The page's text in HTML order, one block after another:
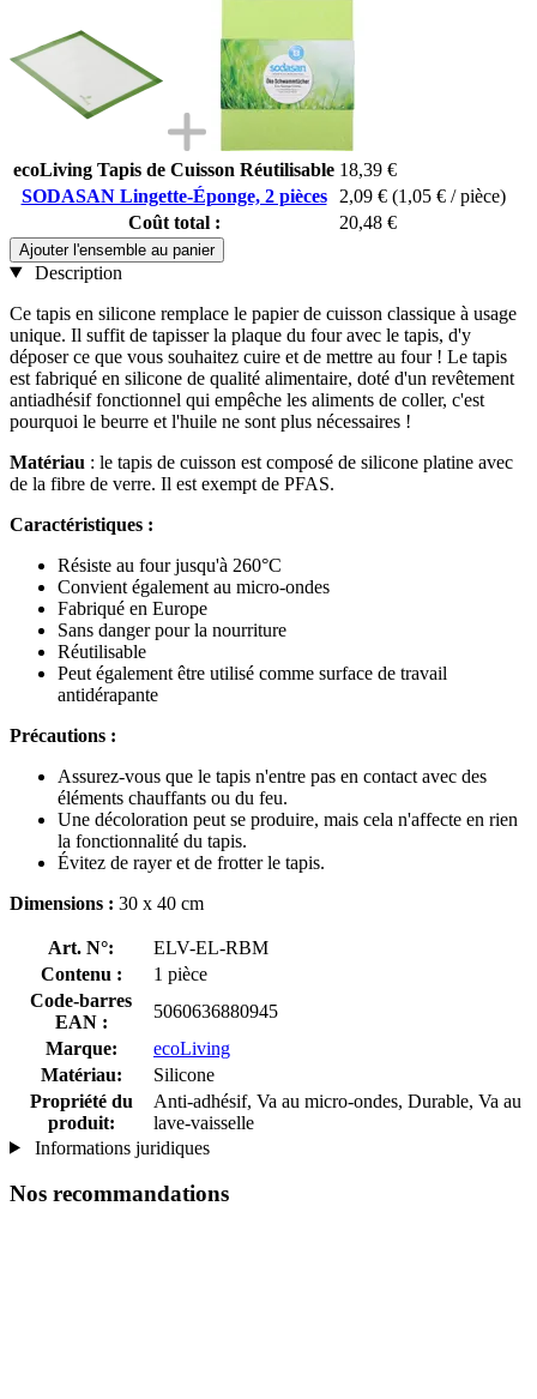
ecoLiving Tapis de Cuisson Réutilisable 18,39 €
SODASAN Lingette-Éponge, 2 pièces
2,09 € (1,05 € / pièce)
Coût total :
20,48 €
Ajouter l'ensemble au panier
Description
Ce tapis en silicone remplace le papier de cuisson classique à usage
unique. Il suffit de tapisser la plaque du four avec le tapis, d'y
déposer ce que vous souhaitez cuire et de mettre au four ! Le tapis
est fabriqué en silicone de qualité alimentaire, doté d'un revêtement
antiadhésif fonctionnel qui empêche les aliments de coller, c'est
pourquoi le beurre et l'huile ne sont plus nécessaires !
Matériau : le tapis de cuisson est composé de silicone platine avec
de la fibre de verre. Il est exempt de PFAS.
Caractéristiques :
Résiste au four jusqu'à 260°C
Convient également au micro-ondes
Fabriqué en Europe
Sans danger pour la nourriture
Réutilisable
Peut également être utilisé comme surface de travail
antidérapante
Précautions :
Assurez-vous que le tapis n'entre pas en contact avec des
éléments chauffants ou du feu.
Une décoloration peut se produire, mais cela n'affecte en rien
la fonctionnalité du tapis.
Évitez de rayer et de frotter le tapis.
Dimensions : 30 x 40 cm
Art. N°:
ELV-EL-RBM
Contenu :
1 pièce
Code-barres
EAN :
5060636880945
Marque:
ecoLiving
Matériau:
Silicone
Propriété du
produit:
Anti-adhésif, Va au micro-ondes, Durable, Va au
lave-vaisselle
Informations juridiques
Nos recommandations